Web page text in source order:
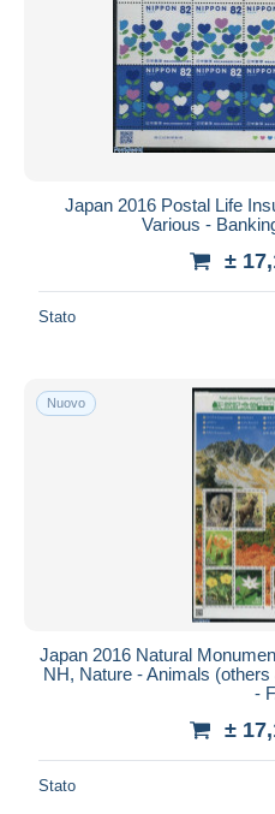
Japan 2016 Postal Life
Various -
±
Stato
Nuovo
Japan 2016 Natural
NH, Nature - Animals
-
±
Stato